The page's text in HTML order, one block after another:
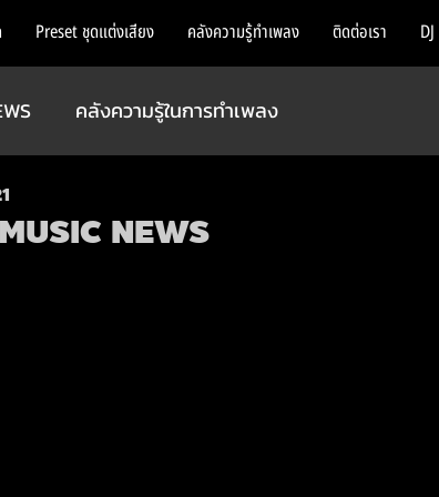
Preset ชุดแต่งเสียง คลังความรู้ทำเพลง ติดต่อเรา
คลังความรู้ในการทำเพลง
NEWS